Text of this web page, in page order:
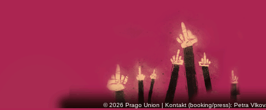
© 2026 Prago Union | Kontakt (booking/press): Petra